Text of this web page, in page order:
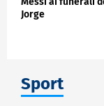
Jorge
Sport